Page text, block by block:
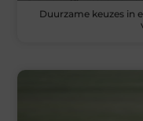
Duurzame keuzes in